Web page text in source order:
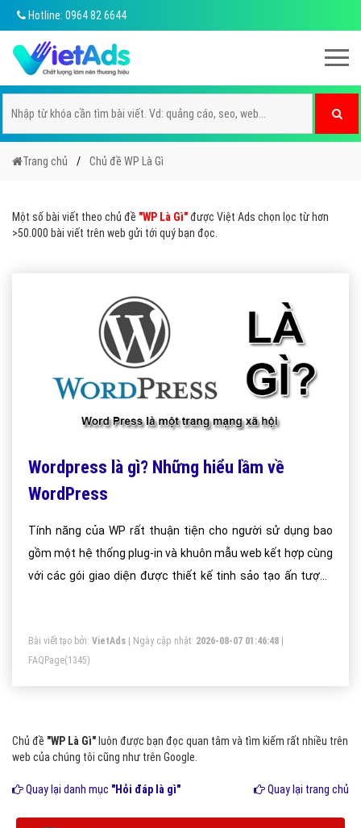
Hotline: 0964 82 6644
Trang chủ Chủ đề WP Là Gì
Một số bài viết theo chủ đề "WP Là Gì"được Việt Ads chọn lọc từ hơn
>50.000 bài viết trên web gửi tới quý bạn đọc.
Wordpress là gì? Những hiểu lầm về
WordPress
Tính năng của WP rất thuận tiện cho người sử dụng bao
gồm một hệ thống plug-in và khuôn mẫu web kết hợp cùng
với các gói giao diện được thiết kế tinh sảo tạo ấn tượng
Bài viết tạo bởi: VietAds | Ngày cập nhật: 2026-08-07 01:46:48
FAQPage(1345)
Chủ đề "WP Là Gì" luôn được bạn đọc quan tâm và tìm kiếm rất nhiều trên
web của chúng tôi cũng như trên Google.
Quay lại danh mục "Hỏi đáp là gì" Quay lại trang chủ